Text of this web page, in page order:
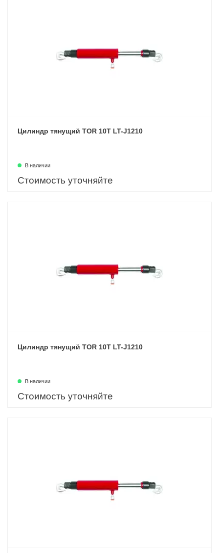
Цилиндр тянущий TOR 10T LT-J1210
В наличии
Стоимость уточняйте
Цилиндр тянущий TOR 10T LT-J1210
В наличии
Стоимость уточняйте